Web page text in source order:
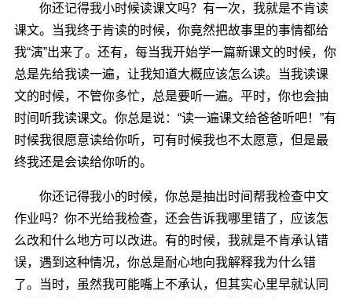
你还记得我小时候读课文吗？有一次，我就是不肯读
课文。当我终于肯读的时候，你竟然把故事里的事情都给
我“演”出来了。还有，每当我开始学一篇新课文的时候，你
总是先给我读一遍，让我知道大概应该怎么读。当我读课
文的时候，不管你多忙，总是要听一遍。平时，你也会抽
时间听我读课文。你总是说：“读一遍课文给爸爸听吧！”有
时候我很愿意读给你听，可有时候我也不太愿意，但是最
终我还是会读给你听的。
你还记得我小的时候，你总是抽出时间帮我检查中文
作业吗？你不光给我检查，还会告诉我哪里错了，应该怎
么改和什么地方可以改进。有的时候，我就是不肯承认错
误，遇到这种情况，你总是耐心地向我解释我为什么错
了。当时，虽然我可能嘴上不承认，但其实心里早就认同